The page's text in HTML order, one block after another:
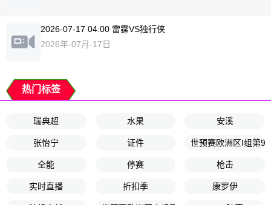
2026-07-17 04:00 雷霆VS独行侠
2026年-07月-17日
热门标签
瑞典超 水果 安溪
张怡宁 证件 世预赛欧洲区I组第9
全能 停赛 枪击
实时直播 折扣季 康罗伊